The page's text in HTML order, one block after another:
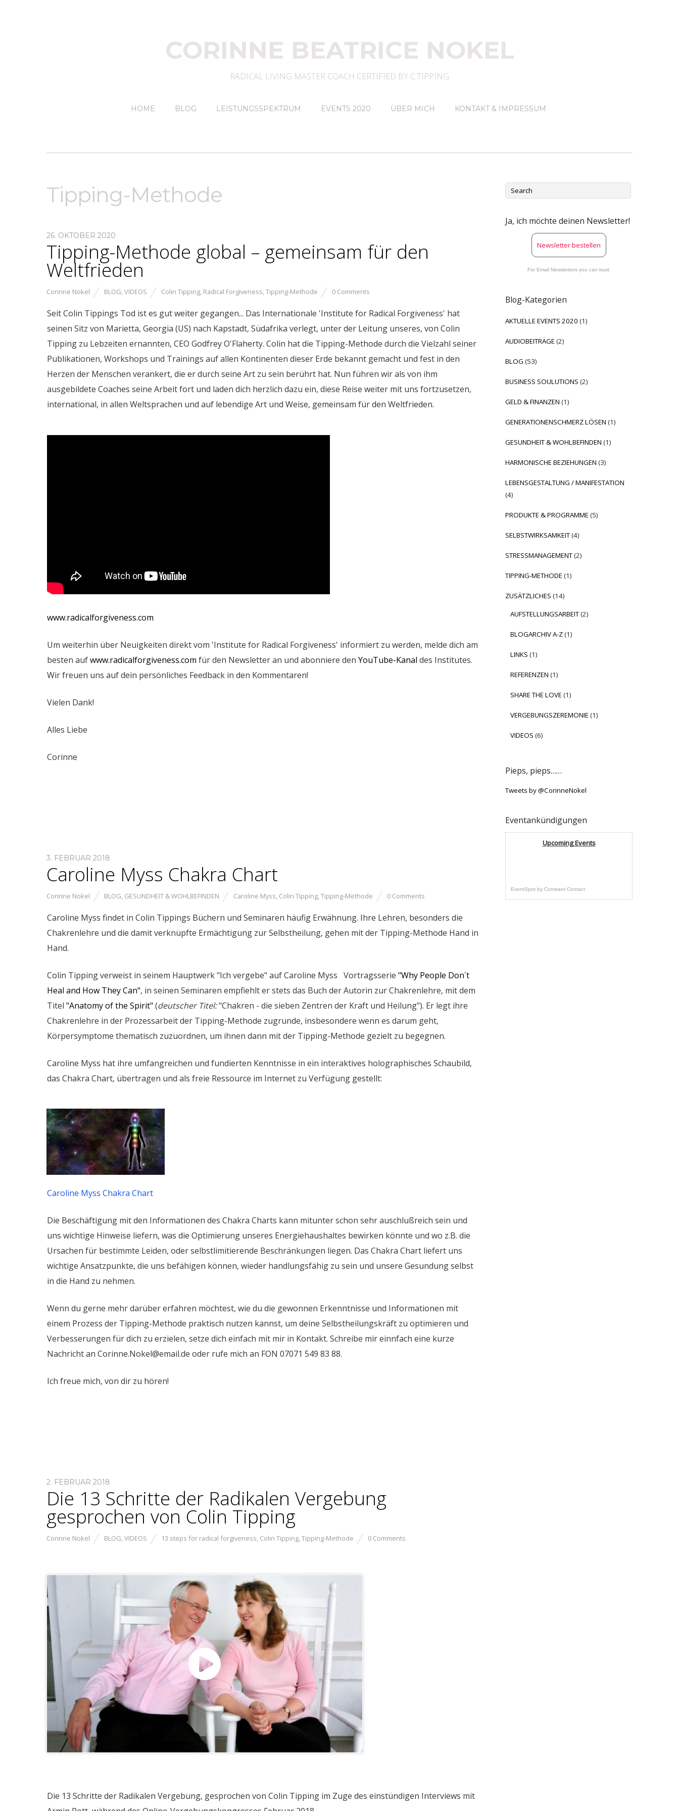
CORINNE BEATRICE NOKEL
RADICAL LIVING MASTER COACH CERTIFIED BY C.TIPPING
HOME BLOG LEISTUNGSSPEKTRUM EVENTS 2020 ÜBER MICH KONTAKT & IMPRESSUM
Tipping-Methode
26. OKTOBER 2020
Tipping-Methode global – gemeinsam für den
Weltfrieden
Corinne Nokel BLOG,VIDEOS Colin Tipping, Radical Forgiveness,Tipping-Methode 0 Comments
Seit Colin Tippings Tod ist es gut weiter gegangen... Das Internationale 'Institute for Radical Forgiveness' hat
seinen Sitz von Marietta, Georgia (US) nach Kapstadt, Südafrika verlegt, unter der Leitung unseres, von Colin
Tipping zu Lebzeiten ernannten, CEO Godfrey O'Flaherty. Colin hat die Tipping-Methode durch die Vielzahl seiner
Publikationen, Workshops und Trainings auf allen Kontinenten dieser Erde bekannt gemacht und fest in den
Herzen der Menschen verankert, die er durch seine Art zu sein berührt hat. Nun führen wir als von ihm
ausgebildete Coaches seine Arbeit fort und laden dich herzlich dazu ein, diese Reise weiter mit uns fortzusetzen,
international, in allen Weltsprachen und auf lebendige Art und Weise, gemeinsam für den Weltfrieden.
www.radicalforgiveness.com
Um weiterhin über Neuigkeiten direkt vom 'Institute for Radical Forgiveness' informiert zu werden, melde dich am
besten aufwww.radicalforgiveness.com für den Newsletter an und abonniere den YouTube-Kanal des Institutes.
Wir freuen uns auf dein persönliches Feedback in den Kommentaren!
Vielen Dank!
Alles Liebe
Corinne
3. FEBRUAR 2018
Caroline Myss Chakra Chart
Corinne Nokel BLOG, GESUNDHEIT & WOHLBEFINDEN Caroline Myss, Colin Tipping,Tipping-Methode 0 Comments
​Caroline Myss findet in Colin Tippings Büchern und Seminaren häufig Erwähnung. Ihre Lehren, besonders die
Chakrenlehre und die damit verknüpfte Ermächtigung zur Selbstheilung, gehen mit der Tipping-Methode Hand in
Hand. ​
​Colin Tipping verweist in seinem Hauptwerk "Ich vergebe" auf Caroline Myss Vortragsserie "Why People Don´t
Heal and How They Can"​, in seinen Seminaren empfiehlt er stets das Buch der Autorin zur Chakrenlehre, mit dem
Titel "Anatomy of the Spirit" (deutscher Titel:"Chakren - die sieben Zentren der Kraft und Heilung"). Er legt ihre
Chakrenlehre in der Prozessarbeit der Tipping-Methode zugrunde, insbesondere wenn es darum geht,
Körpersymptome thematisch zuzuordnen, um ihnen dann mit der Tipping-Methode gezielt zu begegnen.
​Caroline Myss hat ihre umfangreichen und fundierten Kenntnisse in ein interaktives holographisches Schaubild,
das Chakra Chart, übertragen und​ als freie Ressource im Internet zu Verfügung gestellt:
Caroline Myss Chakra Chart
​Die Beschäftigung mit den Informationen des Chakra Charts kann mitunter schon sehr auschlußreich sein und
uns wichtige Hinweise liefern, was die Optimierung unseres Energiehaushaltes bewirken könnte und wo z.B. die
Ursachen für bestimmte Leiden, oder selbstlimitierende Beschränkungen liegen. Das Chakra Chart liefert uns
wichtige Ansatzpunkte, die uns befähigen können, wieder handlungsfähig zu sein und unsere Gesundung selbst
in die Hand zu nehmen.
Wenn du gerne mehr darüber erfahren möchtest, wie du die gewonnen Erkenntnisse und Informationen mit
einem Prozess der Tipping-Methode praktisch nutzen kannst, um deine Selbstheilungskräft zu optimieren und
Verbesserungen für dich zu erzielen, setze dich einfach mit mir in Kontakt. Schreibe mir einnfach eine kurze
Nachricht an Corinne.Nokel@email.de oder rufe mich an FON 07071 549 83 88.
Ich freue mich, von dir zu hören!
2. FEBRUAR 2018
Die 13 Schritte der Radikalen Vergebung
gesprochen von Colin Tipping
Corinne Nokel BLOG,VIDEOS 13 steps for radical forgiveness, Colin Tipping,Tipping-Methode 0 Comments
​​Die 13 Schritte der Radikalen Vergebung, gesprochen von Colin Tipping im Zuge des einstündigen Interviews mit
Ja, ich möchte deinen Newsletter!
Newsletter bestellen
For Email Newsletters you can trust.
Blog-Kategorien
AKTUELLE EVENTS 2020 (1)
AUDIOBEITRÄGE(2)
BLOG (53)
BUSINESS SOULUTIONS (2)
GELD & FINANZEN (1)
GENERATIONENSCHMERZ LÖSEN (1)
GESUNDHEIT & WOHLBEFINDEN (1)
HARMONISCHE BEZIEHUNGEN (3)
LEBENSGESTALTUNG / MANIFESTATION
(4)
PRODUKTE & PROGRAMME(5)
SELBSTWIRKSAMKEIT(4)
STRESSMANAGEMENT(2)
TIPPING-METHODE(1)
ZUSÄTZLICHES (14)
AUFSTELLUNGSARBEIT(2)
BLOGARCHIV A-Z(1)
LINKS (1)
REFERENZEN (1)
SHARE THE LOVE(1)
VERGEBUNGSZEREMONIE(1)
VIDEOS (6)
Pieps, pieps……
Tweets by @CorinneNokel
Eventankündigungen
Upcoming Events
EventSpot by Constant Contact